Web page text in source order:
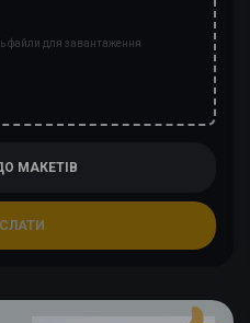
файли для завантаження
МАКЕТІВ